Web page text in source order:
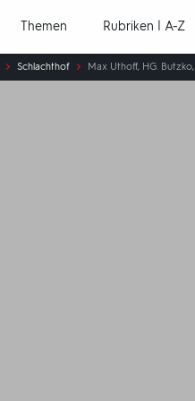
Themen Rubriken | A-Z
Schlachthof Max Uthoff, HG.